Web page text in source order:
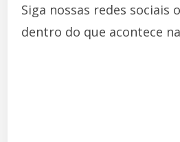
Siga nossas redes sociais
dentro do que acontece